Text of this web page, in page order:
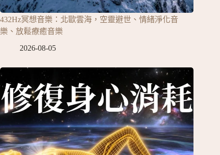
432Hz冥想音樂：北歐雲海，空靈避世、情緒淨化音
樂、放鬆療癒音樂
2026-08-05